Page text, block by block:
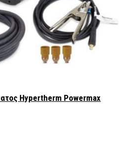
Hypertherm Powermax